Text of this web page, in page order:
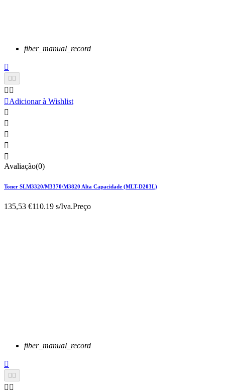
fiber_manual_record

 
 
Adicionar à Wishlist





Avaliação(0)
Toner SLM3320/M3370/M3820 Alta Capacidade (MLT-D203L)
135,53 €110.19 s/Iva.Preço
fiber_manual_record

 
 